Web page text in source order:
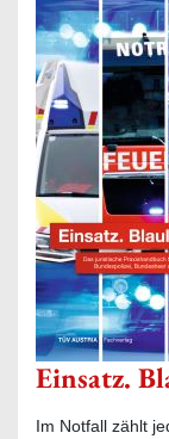
Einsatz.
Im Notfall zählt